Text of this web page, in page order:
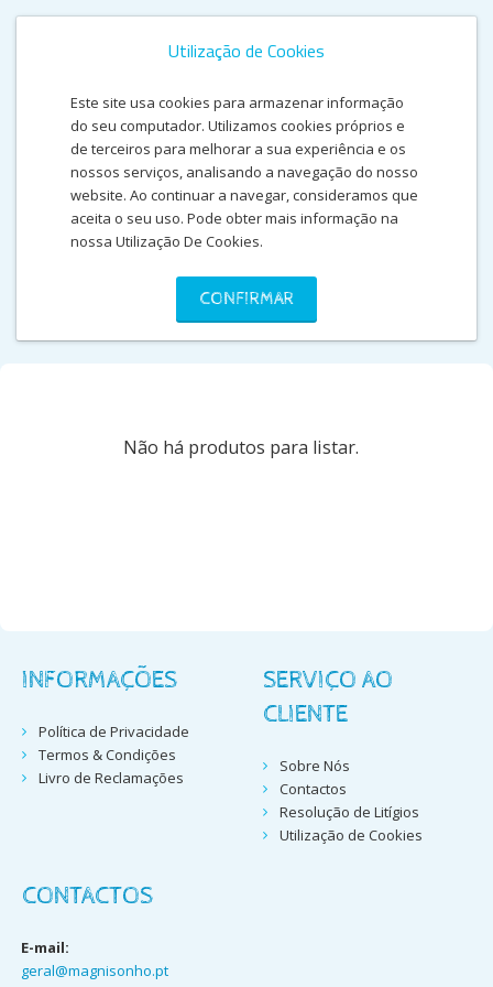
Utilização de Cookies
Este site usa cookies para armazenar informação
do seu computador. Utilizamos cookies próprios e
de terceiros para melhorar a sua experiência e os
nossos serviços, analisando a navegação do nosso
website. Ao continuar a navegar, consideramos que
aceita o seu uso. Pode obter mais informação na
nossa Utilização De Cookies.
CONFIRMAR
SHIMME AND SHINE
Não há produtos para listar.
INFORMAÇÕES
Política de Privacidade
Termos & Condições
Livro de Reclamações
SERVIÇO AO
CLIENTE
Sobre Nós
Contactos
Resolução de Litígios
Utilização de Cookies
CONTACTOS
E-mail:
geral@magnisonho.pt